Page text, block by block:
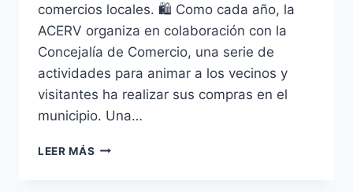
comercios locales. 🛍 Como cada año, la
ACERV organiza en colaboración con la
Concejalía de Comercio, una serie de
actividades para animar a los vecinos y
visitantes ha realizar sus compras en el
municipio. Una…
LEER MÁS CLIENTE